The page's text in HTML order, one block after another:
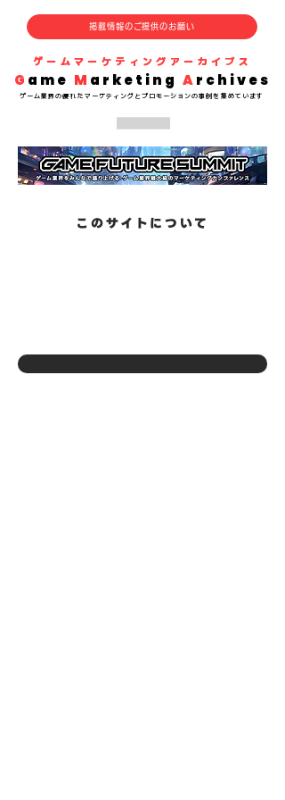
G ame M arketing Archives
​ゲーム業界の優れた マーケティングとプロモーションの事例を集めています
掲載情報のご提供のお願い
​ゲームマーケティングアーカイブス
​このサイトについて